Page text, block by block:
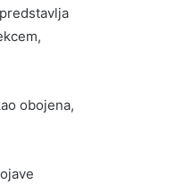
obojena,